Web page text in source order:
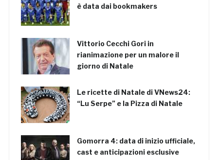
è data dai bookmakers
Vittorio Cecchi Gori in
rianimazione per un malore il
giorno di Natale
Le ricette di Natale di VNews24:
“Lu Serpe” e la Pizza di Natale
Gomorra 4: data di inizio ufficiale,
cast e anticipazioni esclusive